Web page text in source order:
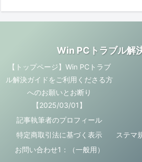
Win PCトラブル解
【トップページ】Win PCトラブ
ル解決ガイドをご利用くださる方
へのお願いとお断り
【2025/03/01】
記事執筆者のプロフィール
特定商取引法に基づく表示
ステマ
お問い合わせ1：（一般用）